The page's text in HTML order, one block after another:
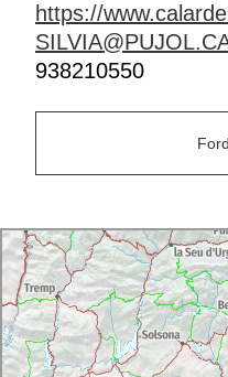
https://
938210550